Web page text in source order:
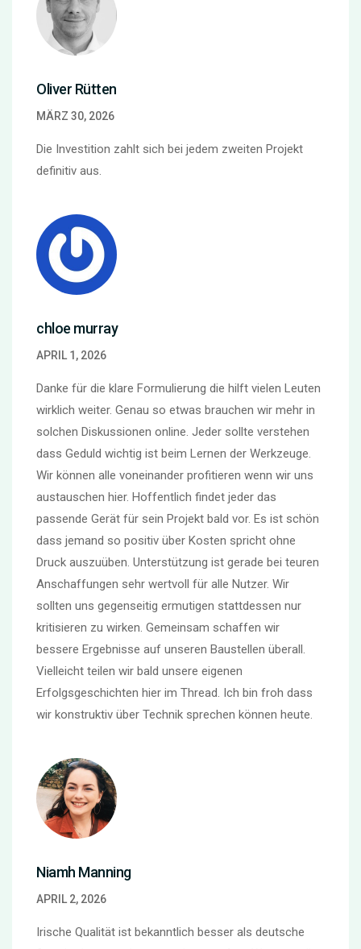
Oliver Rütten
MÄRZ 30, 2026
Die Investition zahlt sich bei jedem zweiten Projekt
definitiv aus.
chloe murray
APRIL 1, 2026
Danke für die klare Formulierung die hilft vielen Leuten
wirklich weiter. Genau so etwas brauchen wir mehr in
solchen Diskussionen online. Jeder sollte verstehen
dass Geduld wichtig ist beim Lernen der Werkzeuge.
Wir können alle voneinander profitieren wenn wir uns
austauschen hier. Hoffentlich findet jeder das
passende Gerät für sein Projekt bald vor. Es ist schön
dass jemand so positiv über Kosten spricht ohne
Druck auszuüben. Unterstützung ist gerade bei teuren
Anschaffungen sehr wertvoll für alle Nutzer. Wir
sollten uns gegenseitig ermutigen stattdessen nur
kritisieren zu wirken. Gemeinsam schaffen wir
bessere Ergebnisse auf unseren Baustellen überall.
Vielleicht teilen wir bald unsere eigenen
Erfolgsgeschichten hier im Thread. Ich bin froh dass
wir konstruktiv über Technik sprechen können heute.
Niamh Manning
APRIL 2, 2026
Irische Qualität ist bekanntlich besser als deutsche